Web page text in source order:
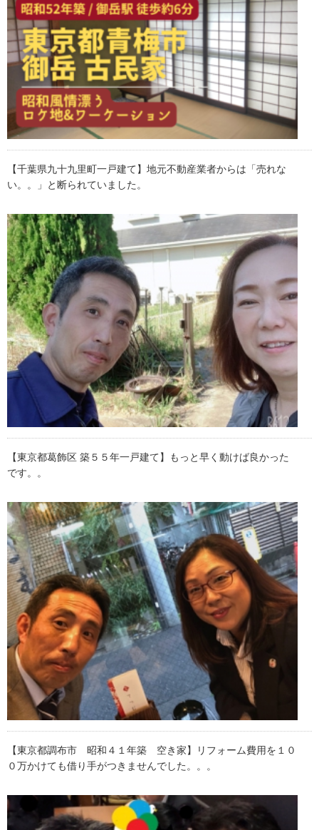
【千葉県九十九里町一戸建て】地元不動産業者からは「売れな
い。。」と断られていました。
【東京都葛飾区 築５５年一戸建て】もっと早く動けば良かった
です。。
【東京都調布市 昭和４１年築 空き家】リフォーム費用を１０
０万かけても借り手がつきませんでした。。。